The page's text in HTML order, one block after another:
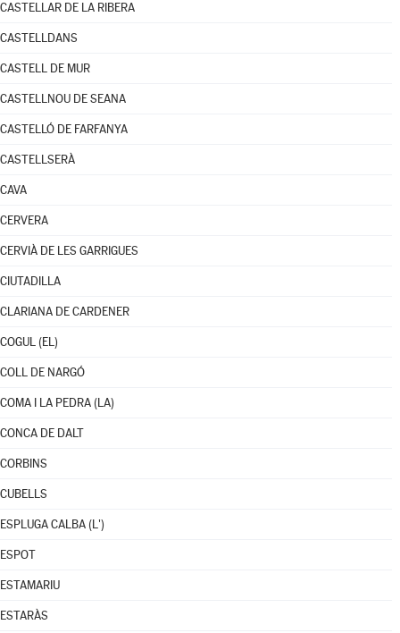
CASTELLAR DE LA RIBERA
CASTELLDANS
CASTELL DE MUR
CASTELLNOU DE SEANA
CASTELLÓ DE FARFANYA
CASTELLSERÀ
CAVA
CERVERA
CERVIÀ DE LES GARRIGUES
CIUTADILLA
CLARIANA DE CARDENER
COGUL (EL)
COLL DE NARGÓ
COMA I LA PEDRA (LA)
CONCA DE DALT
CORBINS
CUBELLS
ESPLUGA CALBA (L')
ESPOT
ESTAMARIU
ESTARÀS